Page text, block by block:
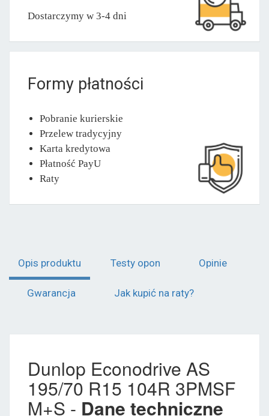
Dostarczymy w 3-4 dni
Formy płatności
Pobranie kurierskie
Przelew tradycyjny
Karta kredytowa
Płatność PayU
Raty
Opis produktu Testy opon Opinie
Gwarancja Jak kupić na raty?
Dunlop Econodrive AS
195/70 R15 104R 3PMSF
M+S - Dane techniczne